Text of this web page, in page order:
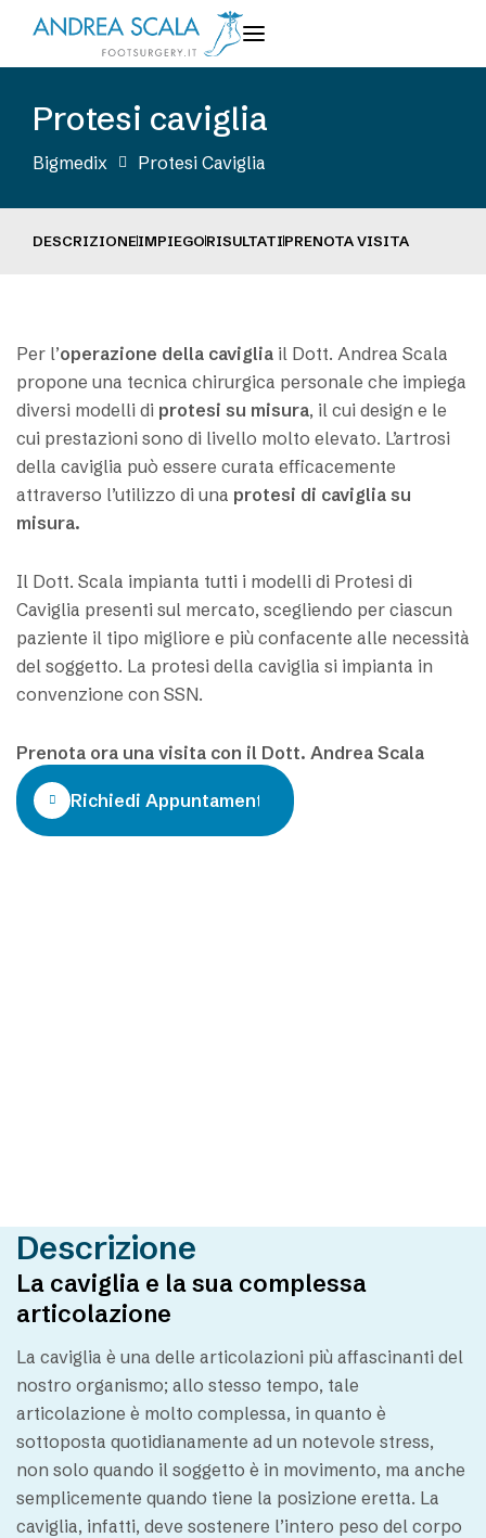
Protesi caviglia
Bigmedix Protesi Caviglia
DESCRIZIONEIMPIEGORISULTATIPRENOTA VISITA
Per l’operazione della caviglia il Dott. Andrea Scala
propone una tecnica chirurgica personale che impiega
diversi modelli di protesi su misura, il cui design e le
cui prestazioni sono di livello molto elevato. L’artrosi
della caviglia può essere curata efficacemente
attraverso l’utilizzo di una protesi di caviglia su
misura.
Il Dott. Scala impianta tutti i modelli di Protesi di
Caviglia presenti sul mercato, scegliendo per ciascun
paziente il tipo migliore e più confacente alle necessità
del soggetto. La protesi della caviglia si impianta in
convenzione con SSN.
Prenota ora una visita con il Dott. Andrea Scala
Richiedi Appuntamento
Descrizione
La caviglia e la sua complessa
articolazione
La caviglia è una delle articolazioni più affascinanti del
nostro organismo; allo stesso tempo, tale
articolazione è molto complessa, in quanto è
sottoposta quotidianamente ad un notevole stress,
non solo quando il soggetto è in movimento, ma anche
semplicemente quando tiene la posizione eretta. La
caviglia, infatti, deve sostenere l’intero peso del corpo